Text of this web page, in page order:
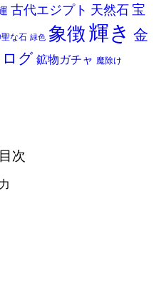
古代エジプト 天然石 宝
な石 緑色 象徴 輝き 金
グ 鉱物ガチャ 魔除け
目次